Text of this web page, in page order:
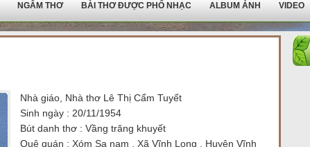
NGÂM THƠ BÀI THƠ ĐƯỢC PHỔ NHẠC ALBUM ẢNH VIDEO
Nhà giáo, Nhà thơ Lê Thị Cẩm Tuyết
Sinh ngày : 20/11/1954
Bút danh thơ : Vầng trăng khuyết
Quê quán : Xóm Sa nam . Xã Vĩnh Long , Huyện Vĩnh